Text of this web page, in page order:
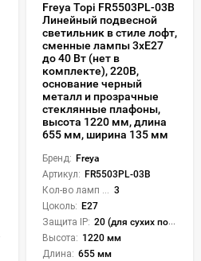
Freya Topi FR5503PL-03B
Линейный подвесной
светильник в стиле лофт,
сменные лампы 3xE27
до 40 Вт (нет в
комплекте), 220В,
основание черный
металл и прозрачные
стеклянные плафоны,
высота 1220 мм, длина
655 мм, ширина 135 мм
Бренд: Freya
Артикул: FR5503PL-03B
Кол-во ламп или LED: 3
Цоколь: E27
Защита IP: 20 (для сухих пом.)
Высота: 1220 мм
Длина: 655 мм